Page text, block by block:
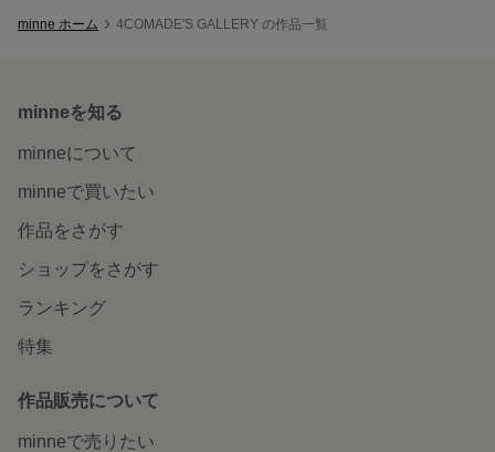
minne ホーム 4COMADE'S GALLERY の作品一覧
minneを知る
minneについて
minneで買いたい
作品をさがす
ショップをさがす
ランキング
特集
作品販売について
minneで売りたい